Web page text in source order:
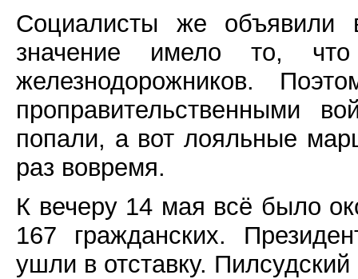
Социалисты же объявили
значение имело то,
железнодорожников.
проправительственными
попали, а вот лояльные
раз вовремя.
К вечеру 14 мая всё было
167 гражданских.
ушли в отставку. Пилсудский